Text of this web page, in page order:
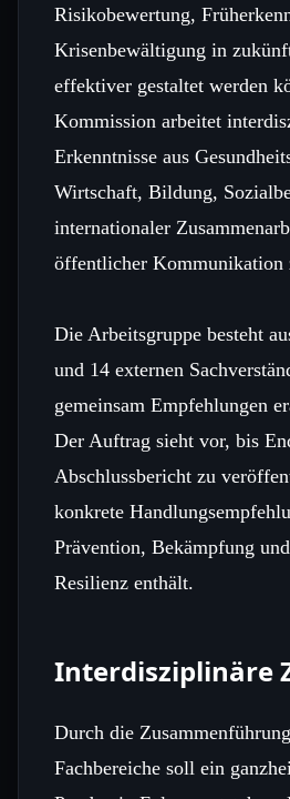
Risikobewertung,
Krisenbewältigung in
effektiver gestaltet werden
Kommission arbeitet
Erkenntnisse aus
Wirtschaft, Bildung,
internationaler
öffentlicher Kommunikation
Die Arbeitsgruppe besteht
und 14 externen
gemeinsam Empfehlungen
Der Auftrag sieht vor, bis
Abschlussbericht zu
konkrete
Prävention, Bekämpfung
Resilienz enthält.
Interdisziplinäre
Durch die
Fachbereiche soll ein